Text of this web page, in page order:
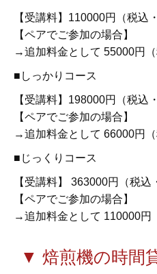
【受講料】110000円（税込
【ペアでご参加の場合】
→追加料金として 55000円（
■しっかりコース
【受講料】198000円（税込
【ペアでご参加の場合】
→追加料金として 66000円（
■じっくりコース
【受講料】 363000円（税込
【ペアでご参加の場合】
→追加料金として 110000円
▼ 焙煎機の時間